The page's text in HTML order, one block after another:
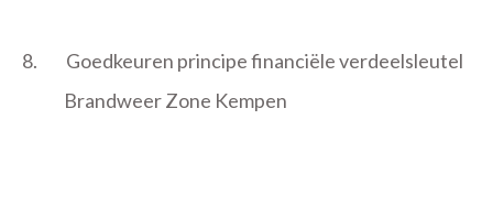
8.
Goedkeuren principe financiële verdeelsleutel
Brandweer Zone Kempen